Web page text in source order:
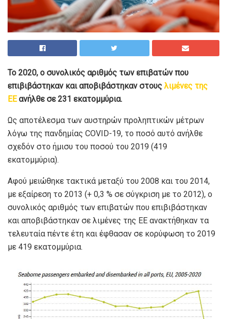
Το 2020, ο συνολικός αριθμός των επιβατών που
επιβιβάστηκαν και αποβιβάστηκαν στους λιμένες της
ΕΕανήλθε σε 231 εκατομμύρια.
Ως αποτέλεσμα των αυστηρών προληπτικών μέτρων
λόγω της πανδημίας COVID-19, το ποσό αυτό ανήλθε
σχεδόν στο ήμισυ του ποσού του 2019 (419
εκατομμύρια).
Αφού μειώθηκε τακτικά μεταξύ του 2008 και του 2014,
με εξαίρεση το 2013 (+ 0,3 % σε σύγκριση με το 2012), ο
συνολικός αριθμός των επιβατών που επιβιβάστηκαν
και αποβιβάστηκαν σε λιμένες της ΕΕ ανακτήθηκαν τα
τελευταία πέντε έτη και έφθασαν σε κορύφωση το 2019
με 419 εκατομμύρια.